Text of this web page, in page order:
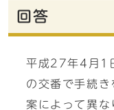
回答
平成27年4月1
の交番で手続
案によって異